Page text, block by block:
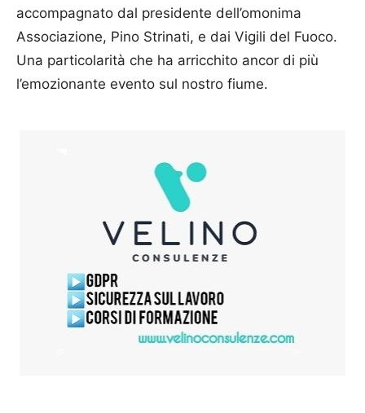
accompagnato dal presidente dell’omonima
Associazione, Pino Strinati, e dai Vigili del Fuoco.
Una particolarità che ha arricchito ancor di più
l’emozionante evento sul nostro fiume.